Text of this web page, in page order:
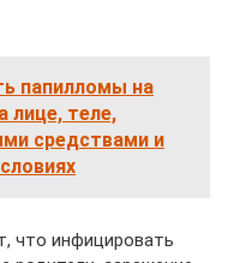
папилломы на
лице, теле,
средствами и
что инфицировать